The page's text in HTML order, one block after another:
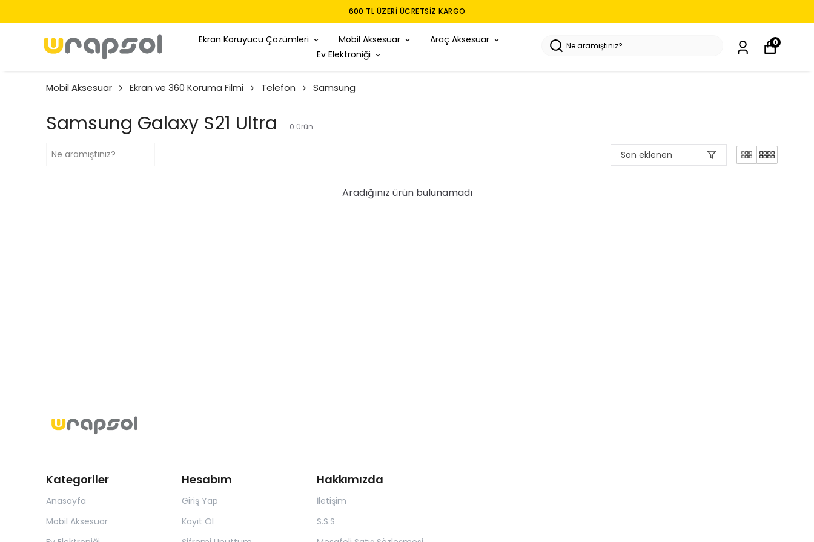
600 TL ÜZERI ÜCRETSIZ KARGO
Ekran Koruyucu Çözümleri Mobil Aksesuar
Araç Aksesuar
Ev Elektroniği
0
Mobil Aksesuar Ekran ve 360 Koruma Filmi Telefon Samsung
Samsung Galaxy S21 Ultra 0 ürün
Son eklenen
Aradığınız ürün bulunamadı
Kategoriler
Anasayfa
Mobil Aksesuar
Hesabım
Giriş Yap
Kayıt Ol
Hakkımızda
İletişim
S.S.S